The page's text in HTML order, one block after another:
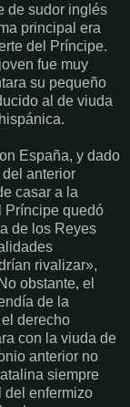
de sudor inglés
principal era
del Príncipe.
fue muy
su pequeño
al de viuda
España, y dado
anterior
casar a la
Príncipe quedó
de los Reyes
rivalizar»,
obstante, el
de la
derecho
con la viuda de
anterior no
siempre
del enfermizo